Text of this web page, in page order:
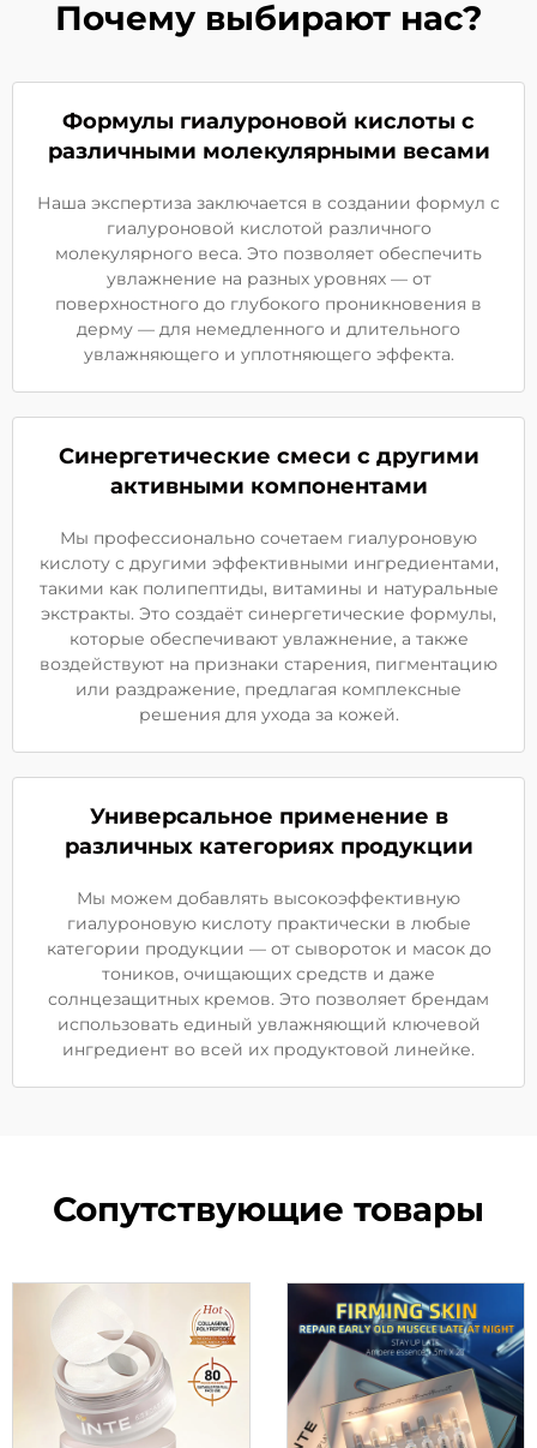
Почему выбирают нас?
Формулы гиалуроновой кислоты с
различными молекулярными весами
Наша экспертиза заключается в создании формул с
гиалуроновой кислотой различного
молекулярного веса. Это позволяет обеспечить
увлажнение на разных уровнях — от
поверхностного до глубокого проникновения в
дерму — для немедленного и длительного
увлажняющего и уплотняющего эффекта.
Синергетические смеси с другими
активными компонентами
Мы профессионально сочетаем гиалуроновую
кислоту с другими эффективными ингредиентами,
такими как полипептиды, витамины и натуральные
экстракты. Это создаёт синергетические формулы,
которые обеспечивают увлажнение, а также
воздействуют на признаки старения, пигментацию
или раздражение, предлагая комплексные
решения для ухода за кожей.
Универсальное применение в
различных категориях продукции
Мы можем добавлять высокоэффективную
гиалуроновую кислоту практически в любые
категории продукции — от сывороток и масок до
тоников, очищающих средств и даже
солнцезащитных кремов. Это позволяет брендам
использовать единый увлажняющий ключевой
ингредиент во всей их продуктовой линейке.
Сопутствующие товары